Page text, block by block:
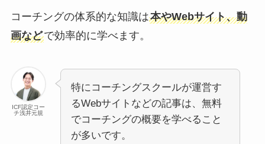
コーチングの体系的な知識は本やWebサイト、動
画などで効率的に学べます。
ICF認定コー
チ浅井元規
特にコーチングスクールが運営す
るWebサイトなどの記事は、無料
でコーチングの概要を学べること
が多いです。